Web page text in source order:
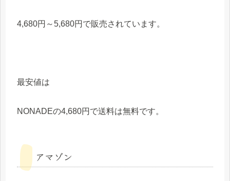
4,680円～5,680円で販売されています。
最安値は
NONADEの4,680円で送料は無料です。
アマゾン